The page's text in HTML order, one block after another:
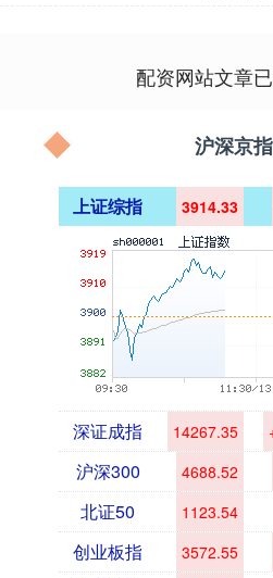
配资网站文章
沪深京
上证综指 3914.33
深证成指 14267.35
沪深300 4688.52
北证50 1123.54
创业板指 3572.55